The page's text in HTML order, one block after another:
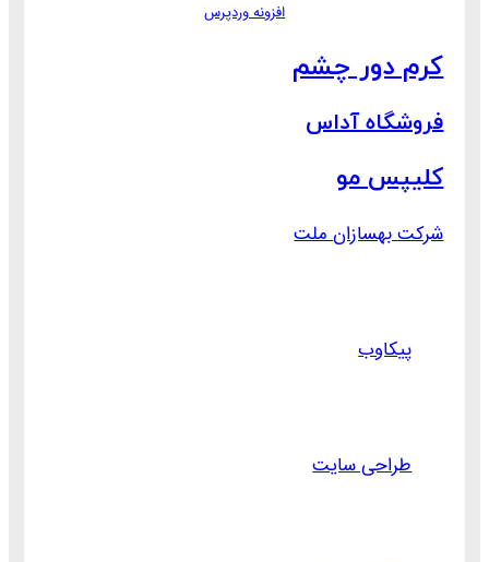
افزونه وردپرس
کرم دور چشم
فروشگاه آداس
کلیپس مو
شرکت بهسازان ملت
پیکاوب
طراحی سایت